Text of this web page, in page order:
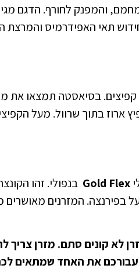
והמפנק לחורף. הדגם
תאי האפידרמיס והמרצת
קפיצים. בסיאסטה תמצאו את
ארוז בתוך שרוול. מעל
Gold Flex
לא קונים סתם. מזרן צריך
את האחד שמתאים